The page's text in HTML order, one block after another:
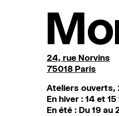
24, rue Norvins
75018 Paris
Ateliers ouverts,
En hiver : 14 et
En été : Du 19 au